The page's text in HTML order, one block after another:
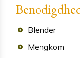
Blender
Mengkom